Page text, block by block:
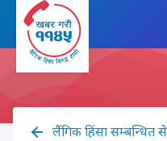
लैंगिक हिंसा सम्बन्धित